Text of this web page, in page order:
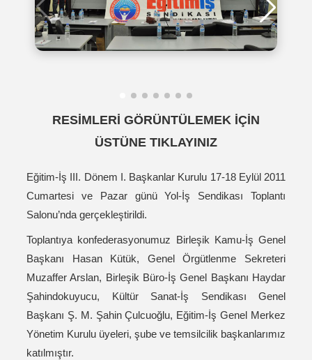
RESİMLERİ GÖRÜNTÜLEMEK İÇİN
ÜSTÜNE TIKLAYINIZ
Eğitim-İş III. Dönem I. Başkanlar Kurulu 17-18 Eylül 2011
Cumartesi ve Pazar günü Yol-İş Sendikası Toplantı
Salonu’nda gerçekleştirildi.
Toplantıya konfederasyonumuz Birleşik Kamu-İş Genel
Başkanı Hasan Kütük, Genel Örgütlenme Sekreteri
Muzaffer Arslan, Birleşik Büro-İş Genel Başkanı Haydar
Şahindokuyucu, Kültür Sanat-İş Sendikası Genel
Başkanı Ş. M. Şahin Çulcuoğlu, Eğitim-İş Genel Merkez
Yönetim Kurulu üyeleri, şube ve temsilcilik başkanlarımız
katılmıştır.